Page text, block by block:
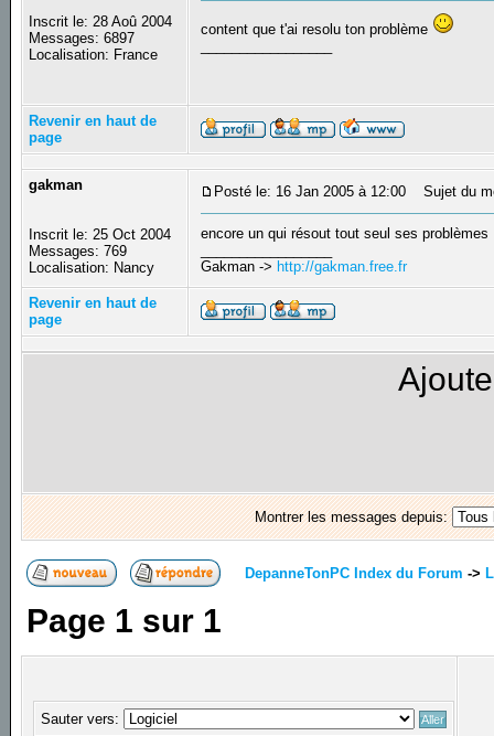
Inscrit le: 28 Aoû 2004
Messages: 6897
Localisation: France
content que t'ai resolu ton problème
Revenir en haut de
page
gakman
Inscrit le: 25 Oct 2004
Messages: 769
Localisation: Nancy
Posté le: 16 Jan 2005 à 12:00 Sujet du
encore un qui résout tout seul ses
Gakman -> http://gakman.free.fr
Revenir en haut de
page
Montrer les messages depuis:
DepanneTonPC Index du Forum ->
Page 1 sur 1
Sauter vers: